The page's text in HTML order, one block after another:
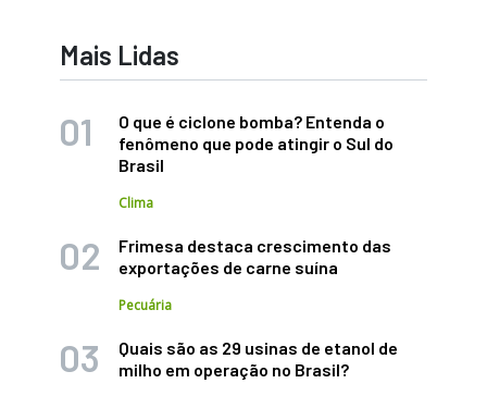
Mais Lidas
O que é ciclone bomba? Entenda o
fenômeno que pode atingir o Sul do
Brasil
Clima
Frimesa destaca crescimento das
exportações de carne suína
Pecuária
Quais são as 29 usinas de etanol de
milho em operação no Brasil?